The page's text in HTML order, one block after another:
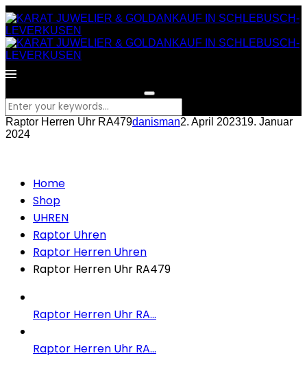
Raptor Herren Uhr RA479danisman2. April 202319. Januar
2024
Home
Shop
UHREN
Raptor Uhren
Raptor Herren Uhren
Raptor Herren Uhr RA479
Raptor Herren Uhr RA...
Raptor Herren Uhr RA...